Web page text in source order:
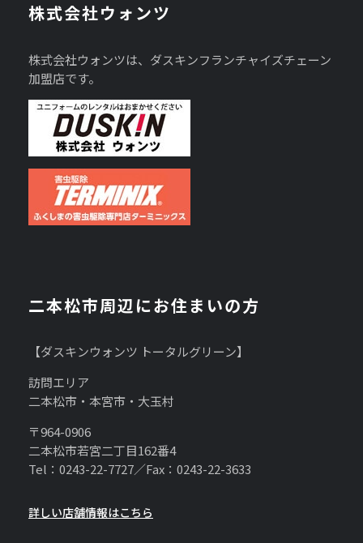
株式会社ウォンツ
株式会社ウォンツは、ダスキンフランチャイズチェーン
加盟店です。
二本松市周辺にお住まいの方
【ダスキンウォンツ トータルグリーン】
訪問エリア
二本松市・本宮市・大玉村
〒964-0906
二本松市若宮二丁目162番4
Tel：0243-22-7727／Fax：0243-22-3633
詳しい店舗情報はこちら